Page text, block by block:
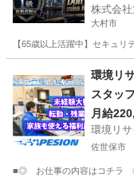
駐施設
株式会
大村市
【65歳以上活躍中】セキュ
警備員
環境リ
スタッ
月給
環境リ
佐世保市
■◎ お仕事の内容はコチラ ◎